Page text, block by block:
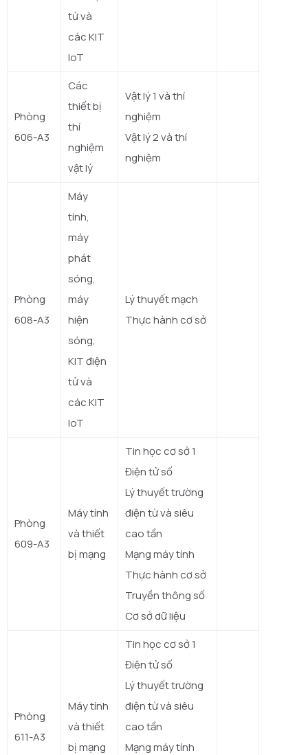
tử và
các KIT
IoT
Phòng
606-A3
Các
thiết bị
thí
nghiệm
vật lý
Vật lý 1 và thí
nghiệm
Vật lý 2 và thí
nghiệm
Phòng
608-A3
Máy
tính,
máy
phát
sóng,
máy
hiện
sóng,
KIT điện
tử và
các KIT
IoT
Lý thuyết mạch
Thực hành cơ sở
Phòng
609-A3
Máy tính
và thiết
bị mạng
Tin học cơ sở 1
Điện tử số
Lý thuyết trường
điện từ và siêu
cao tần
Mạng máy tính
Thực hành cơ sở
Truyền thông số
Cơ sở dữ liệu
Phòng
611-A3
Máy tính
và thiết
bị mạng
Tin học cơ sở 1
Điện tử số
Lý thuyết trường
điện từ và siêu
cao tần
Mạng máy tính